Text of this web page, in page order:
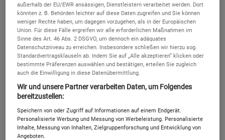
Hier erfährst du mehr dazu,
Telefon &SMSAllnet-Flat
in alle deutschen Netze
Freund:innen, Familie, Waschbären und
Kolleg:innen ohne Ende vollquatschen und
zutexten. Natürlich in alle deutschen Netze
und im TopLTE- und5G-Netzmit unserer
Flat
außerhalb der EU/EWR ansässigen, Dienstleistern verarbeitet werden. Dort
könnten z. B. Behörden leichter auf diese Daten zugreifen und Sie können
weniger Rechte haben, um dagegen vorzugehen, als in der Europäischen
Union. Für diese Fälle ergreifen wir alle erforderlichen Maßnahmen im
Sinne des Art. 46 Abs. 2 DSGVO, um dennoch ein adäquates
Datenschutzniveau zu erreichen. Insbesondere schließen wir hierzu sog.
Standardvertragsklauseln ab. Indem Sie auf „Alle akzeptieren“ klicken oder
bestimmte Präferenzen auswählen und bestätigen, erteilen Sie zugleich
auch die Einwilligung in diese Datenübermittlung.
Wir und unsere Partner verarbeiten Daten, um Folgendes
bereitzustellen:
Speichern von oder Zugriff auf Informationen auf einem Endgerät.
Personalisierte Werbung und Messung von Werbeleistung. Personalisierte
Inhalte, Messung von Inhalten, Zielgruppenforschung und Entwicklung von
Angeboten.